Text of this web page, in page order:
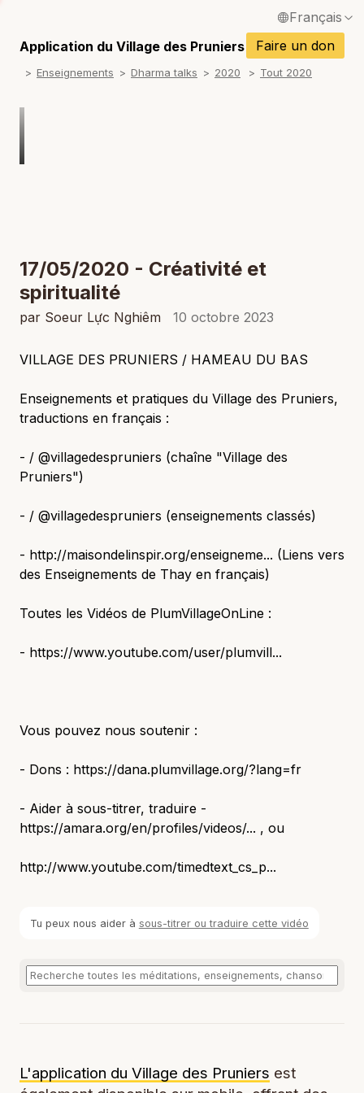
Français
English / Anglais
Español / Espagnol
Application du Village des Pruniers Faire un don
Enseignements Dharma talks 2020 Tout 2020
17/05/2020 - Créativité et
spiritualité
par Soeur Lực Nghiêm 10 octobre 2023
VILLAGE DES PRUNIERS / HAMEAU DU BAS
Enseignements et pratiques du Village des Pruniers,
traductions en français :
- / @villagedespruniers (chaîne "Village des
Pruniers")
- / @villagedespruniers (enseignements classés)
- http://maisondelinspir.org/enseigneme... (Liens vers
des Enseignements de Thay en français)
Toutes les Vidéos de PlumVillageOnLine :
- https://www.youtube.com/user/plumvill...
Vous pouvez nous soutenir :
- Dons : https://dana.plumvillage.org/?lang=fr
- Aider à sous-titrer, traduire -
https://amara.org/en/profiles/videos/... , ou
http://www.youtube.com/timedtext_cs_p...
Tu peux nous aider à sous-titrer ou traduire cette vidéo
L'application du Village des Pruniers est